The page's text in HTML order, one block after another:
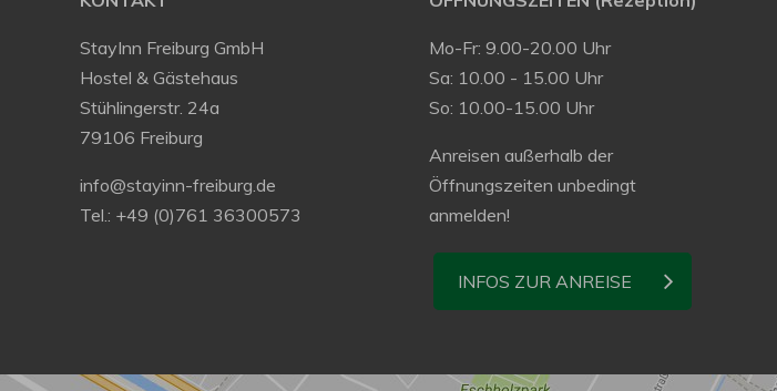
StayInn Freiburg GmbH
Hostel & Gästehaus
Stühlingerstr. 24a
79106 Freiburg
info@stayinn-freiburg.de
Tel.: +49 (0)761 36300573
Mo-Fr: 9.00-20.00 Uhr
Sa: 10.00 - 15.00 Uhr
So: 10.00-15.00 Uhr
Anreisen außerhalb der
Öffnungszeiten unbedingt
anmelden!
INFOS ZUR ANREISE